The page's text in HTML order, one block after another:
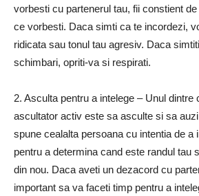
vorbesti cu partenerul tau, fii constient
ce vorbesti. Daca simti ca te incordezi,
ridicata sau tonul tau agresiv. Daca
schimbari, opriti-va si respirati.
2. Asculta pentru a intelege – Unul dintre
ascultator activ este sa asculte si sa
spune cealalta persoana cu intentia de a
pentru a determina cand este randul tau
din nou. Daca aveti un dezacord cu
important sa va faceti timp pentru a